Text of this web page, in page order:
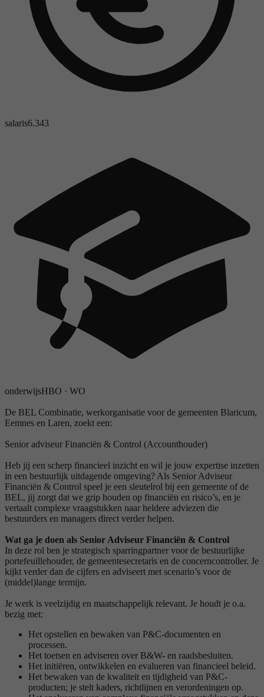
salaris6.343
onderwijsHBO · WO
De BEL Combinatie, werkorganisatie voor de gemeenten Blaricum,
Eemnes en Laren, zoekt een:
Senior adviseur Financiën & Control (Accounthouder)
Heb jij een scherp financieel inzicht en wil je jouw expertise inzetten
in een bestuurlijk uitdagende omgeving? Als Senior Adviseur
Financiën & Control speel je een sleutelrol bij een gemeente of de
BEL, jij zorgt dat we grip houden op financiën en risico’s, en je
vertaalt complexe vraagstukken naar heldere adviezen die
bestuurders en managers direct verder helpen.
Wat ga je doen als Senior Adviseur Financiën & Control
In deze rol ben je strategisch sparringpartner voor de bestuurlijke
portefeuillehouder, de gemeentesecretaris en de concerncontroller. Je
kijkt verder dan de cijfers en adviseert met scenario’s voor de
(middel)lange termijn.
Je werk is veelzijdig en maatschappelijk relevant. Je houdt je o.a.
bezig met:
Het opstellen en bewaken van P&C-documenten en
processen.
Het toetsen en adviseren over B&W- en raadsbesluiten.
Het initiëren, ontwikkelen en evalueren van financieel beleid.
Het bewaken van de kwaliteit en tijdigheid van P&C-
producten; je stelt kaders, richtlijnen en verordeningen op.